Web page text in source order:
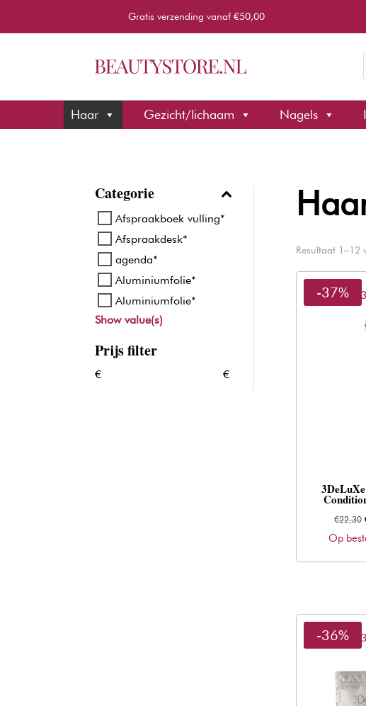
Gratis verzending vanaf €50,00
Haar Gezicht/lichaam Nagels
Categorie
Afspraakboek vulling*
Afspraakdesk*
agenda*
Aluminiumfolie*
Aluminiumfolie*
Show value(s)
Prijs filter
€ €
Resultaat 1–12
-37%
€22,30
Op
-36%